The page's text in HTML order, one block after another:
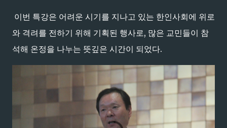
이번 특강은 어려운 시기를 지나고 있는 한인사회에 위로
와 격려를 전하기 위해 기획된 행사로, 많은 교민들이 참
석해 온정을 나누는 뜻깊은 시간이 되었다.